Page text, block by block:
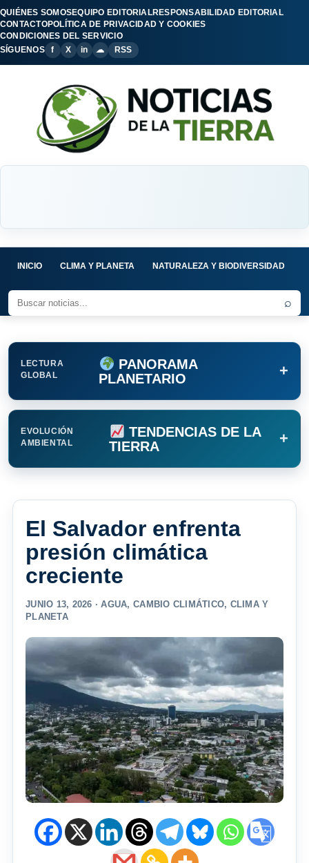
QUIÉNES SOMOSEQUIPO EDITORIALRESPONSABILIDAD EDITORIAL
CONTACTOPOLÍTICA DE PRIVACIDAD Y COOKIES
CONDICIONES DEL SERVICIO
SÍGUENOS
f X in ☁ RSS
INICIO CLIMA Y PLANETA NATURALEZA Y BIODIVERSIDAD
⌕
LECTURA
GLOBAL
PANORAMA
PLANETARIO
+
EVOLUCIÓN
AMBIENTAL
TENDENCIAS DE LA
TIERRA
+
El Salvador enfrenta
presión climática
creciente
JUNIO 13, 2026 ·AGUA, CAMBIO CLIMÁTICO, CLIMA Y
PLANETA